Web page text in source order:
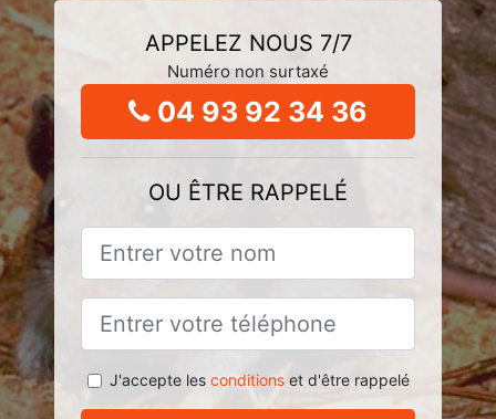
APPELEZ NOUS 7/7
Numéro non surtaxé
04 93 92 34 36
OU ÊTRE RAPPELÉ
J'accepte les conditionset d'être rappelé